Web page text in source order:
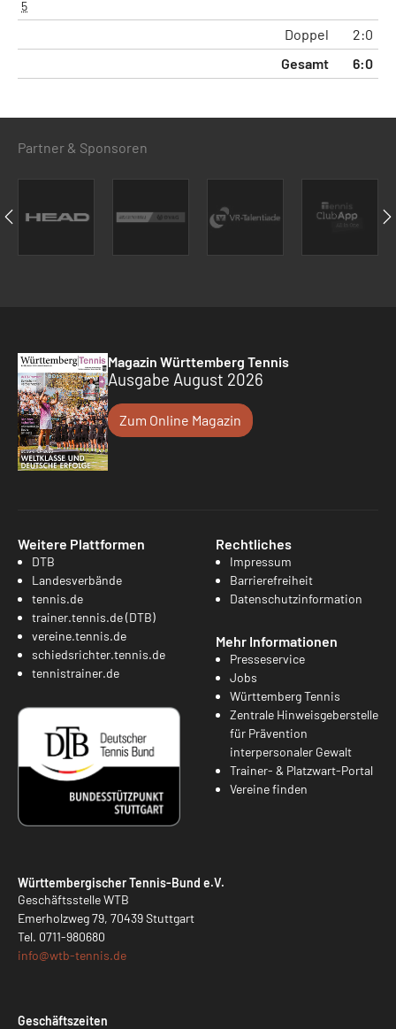
5
Doppel
2:0
Gesamt
6:0
Partner & Sponsoren
Magazin Württemberg Tennis
Ausgabe August 2026
Zum Online Magazin
Weitere Plattformen
DTB
Landesverbände
tennis.de
trainer.tennis.de (DTB)
vereine.tennis.de
schiedsrichter.tennis.de
tennistrainer.de
Rechtliches
Impressum
Barrierefreiheit
Datenschutzinformation
Mehr Informationen
Presseservice
Jobs
Württemberg Tennis
Zentrale Hinweisgeberstelle
für Prävention
interpersonaler Gewalt
Trainer- & Platzwart-Portal
Vereine finden
Württembergischer Tennis-Bund e.V.
Geschäftsstelle WTB
Emerholzweg 79, 70439 Stuttgart
Tel. 0711-980680
info@wtb-tennis.de
Geschäftszeiten